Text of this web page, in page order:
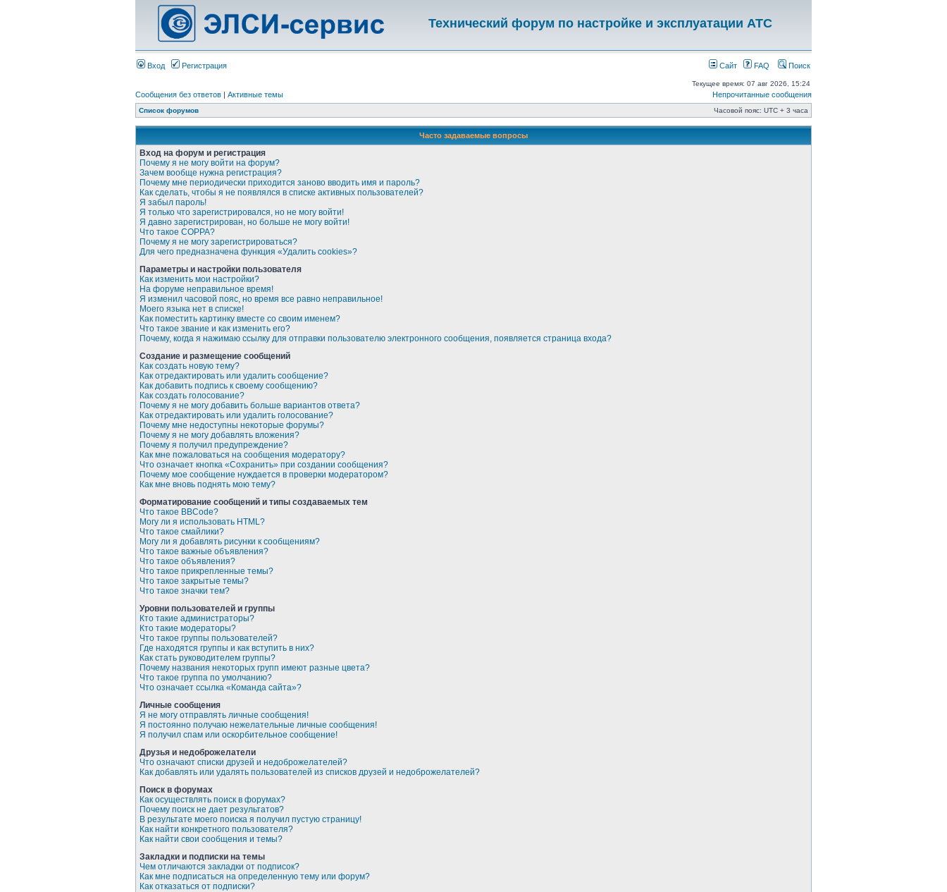
Технический форум по настройке и эксплуатации АТС
Вход Регистрация Сайт FAQ Поиск
Текущее время: 07 авг 2026, 15:24
Сообщения без ответов | Активные темы Непрочитанные сообщения
Список форумов Часовой пояс: UTC + 3 часа
Часто задаваемые вопросы
Вход на форум и регистрация
Почему я не могу войти на форум?
Зачем вообще нужна регистрация?
Почему мне периодически приходится заново вводить имя и пароль?
Как сделать, чтобы я не появлялся в списке активных пользователей?
Я забыл пароль!
Я только что зарегистрировался, но не могу войти!
Я давно зарегистрирован, но больше не могу войти!
Что такое COPPA?
Почему я не могу зарегистрироваться?
Для чего предназначена функция «Удалить cookies»?
Параметры и настройки пользователя
Как изменить мои настройки?
На форуме неправильное время!
Я изменил часовой пояс, но время все равно неправильное!
Моего языка нет в списке!
Как поместить картинку вместе со своим именем?
Что такое звание и как изменить его?
Почему, когда я нажимаю ссылку для отправки пользователю электронного сообщения, появляется страница входа?
Создание и размещение сообщений
Как создать новую тему?
Как отредактировать или удалить сообщение?
Как добавить подпись к своему сообщению?
Как создать голосование?
Почему я не могу добавить больше вариантов ответа?
Как отредактировать или удалить голосование?
Почему мне недоступны некоторые форумы?
Почему я не могу добавлять вложения?
Почему я получил предупреждение?
Как мне пожаловаться на сообщения модератору?
Что означает кнопка «Сохранить» при создании сообщения?
Почему мое сообщение нуждается в проверки модератором?
Как мне вновь поднять мою тему?
Форматирование сообщений и типы создаваемых тем
Что такое BBCode?
Могу ли я использовать HTML?
Что такое смайлики?
Могу ли я добавлять рисунки к сообщениям?
Что такое важные объявления?
Что такое объявления?
Что такое прикрепленные темы?
Что такое закрытые темы?
Что такое значки тем?
Уровни пользователей и группы
Кто такие администраторы?
Кто такие модераторы?
Что такое группы пользователей?
Где находятся группы и как вступить в них?
Как стать руководителем группы?
Почему названия некоторых групп имеют разные цвета?
Что такое группа по умолчанию?
Что означает ссылка «Команда сайта»?
Личные сообщения
Я не могу отправлять личные сообщения!
Я постоянно получаю нежелательные личные сообщения!
Я получил спам или оскорбительное сообщение!
Друзья и недоброжелатели
Что означают списки друзей и недоброжелателей?
Как добавлять или удалять пользователей из списков друзей и недоброжелателей?
Поиск в форумах
Как осуществлять поиск в форумах?
Почему поиск не дает результатов?
В результате моего поиска я получил пустую страницу!
Как найти конкретного пользователя?
Как найти свои сообщения и темы?
Закладки и подписки на темы
Чем отличаются закладки от подписок?
Как мне подписаться на определенную тему или форум?
Как отказаться от подписки?